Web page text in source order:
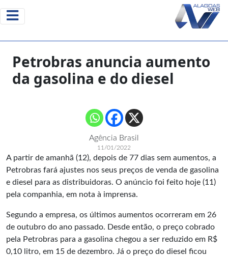
Petrobras anuncia aumento
da gasolina e do diesel
Agência Brasil
11/01/2022
A partir de amanhã (12), depois de 77 dias sem aumentos, a
Petrobras fará ajustes nos seus preços de venda de gasolina
e diesel para as distribuidoras. O anúncio foi feito hoje (11)
pela companhia, em nota à imprensa.
Segundo a empresa, os últimos aumentos ocorreram em 26
de outubro do ano passado. Desde então, o preço cobrado
pela Petrobras para a gasolina chegou a ser reduzido em R$
0,10 litro, em 15 de dezembro. Já o preço do diesel ficou